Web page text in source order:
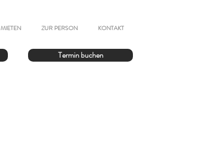
MIETEN ZUR PERSON KONTAKT
Termin buchen